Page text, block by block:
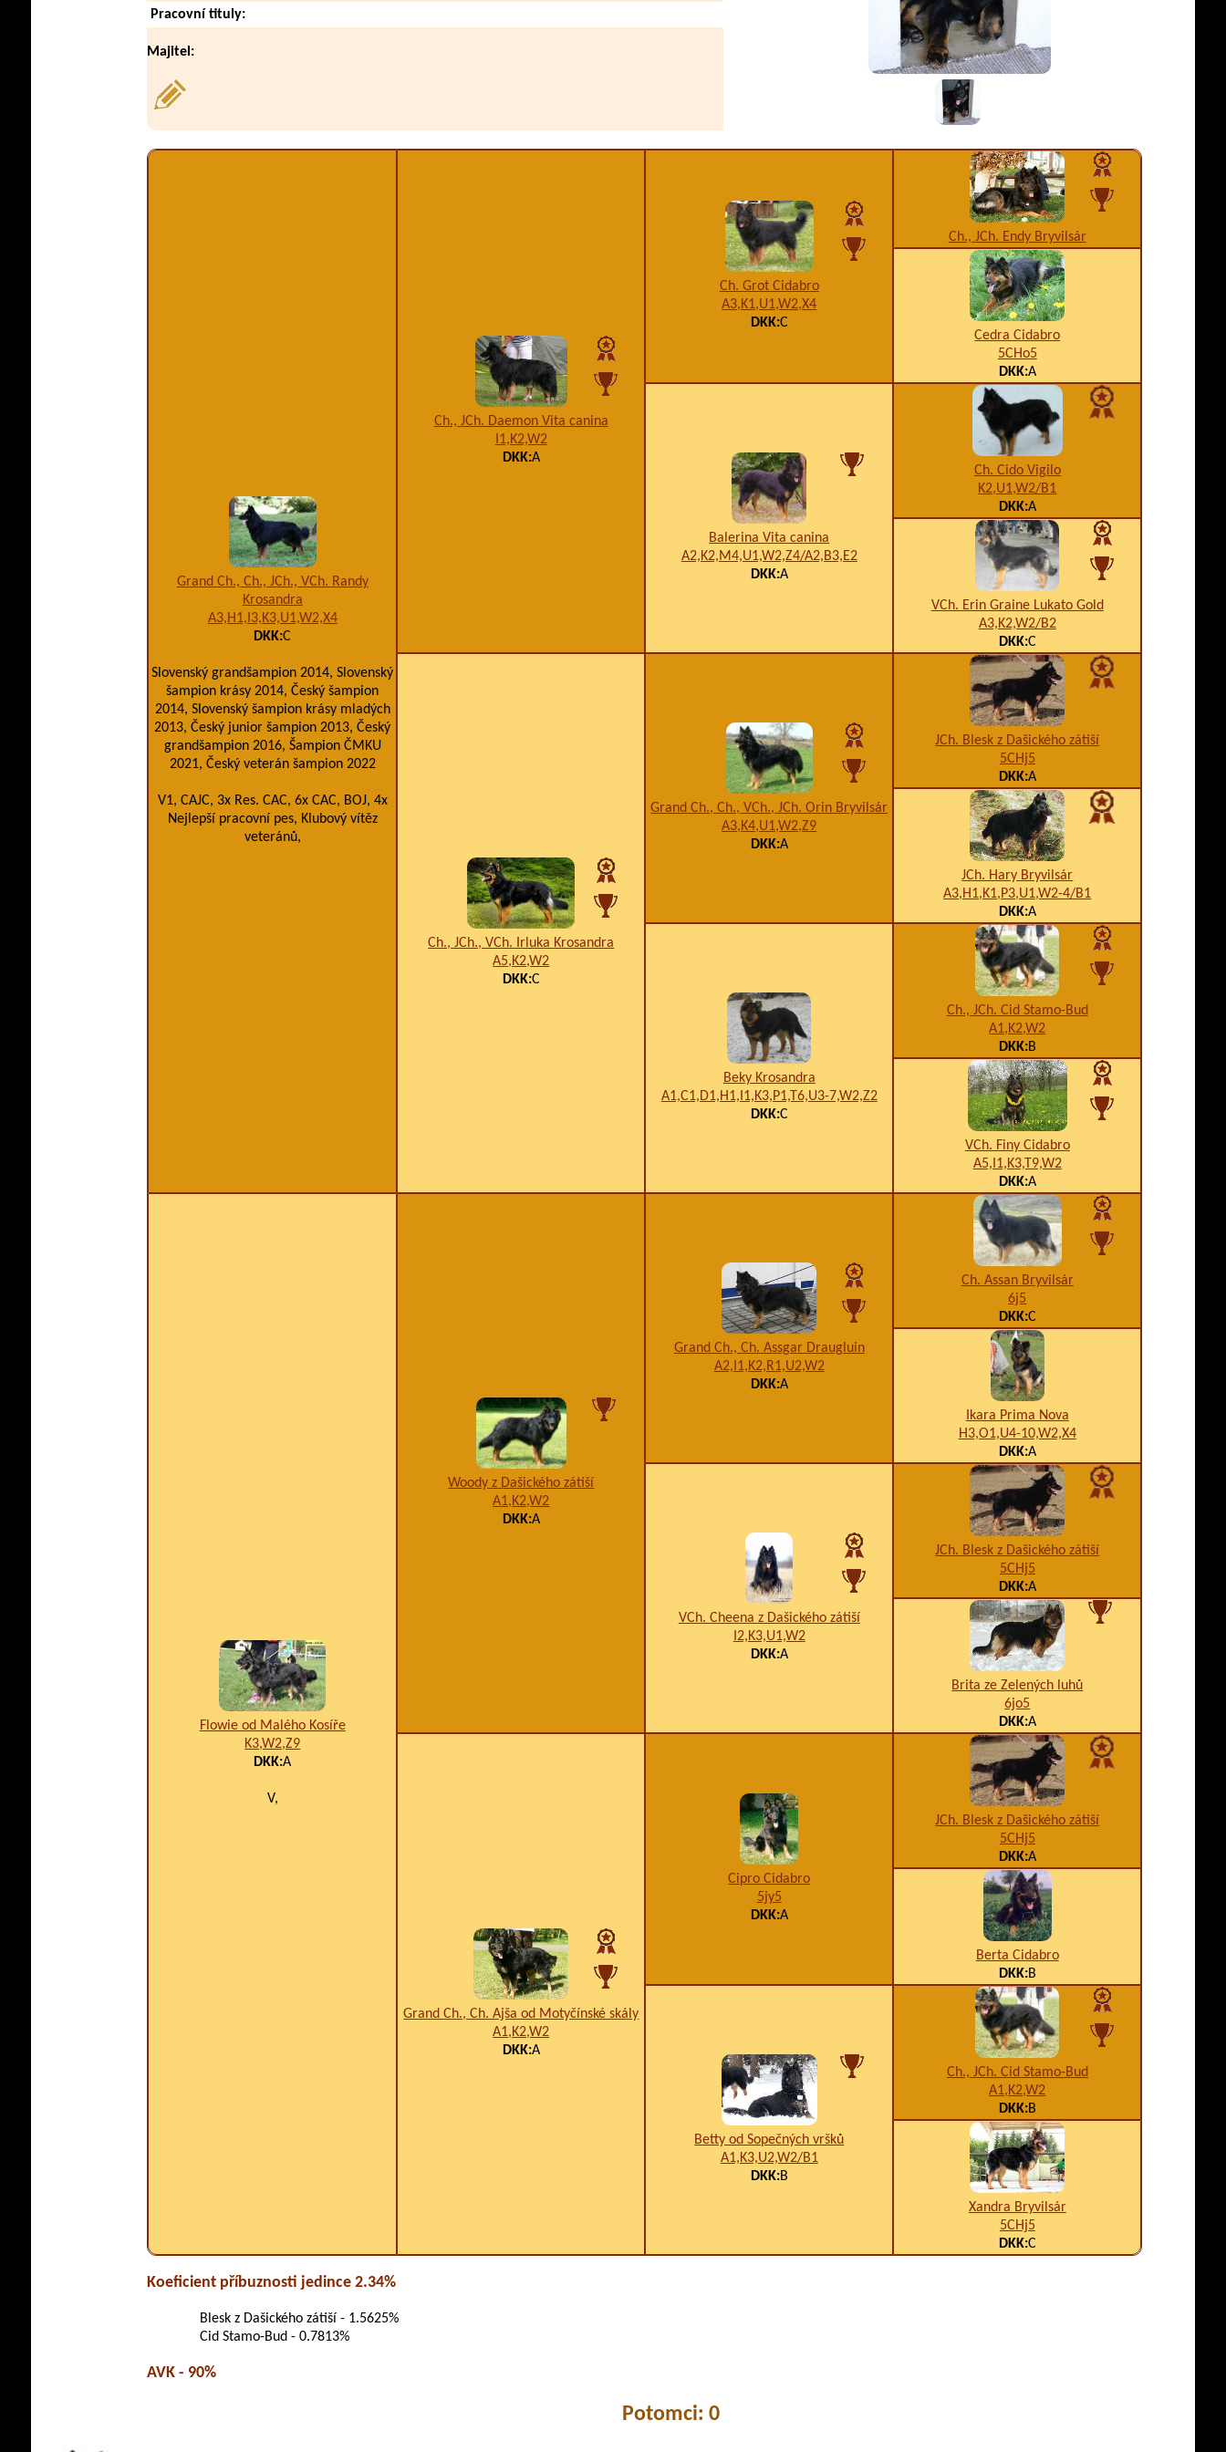
Pracovní tituly:
Majitel:
Grand Ch., Ch., JCh., VCh. Randy
Krosandra
A3,H1,I3,K3,U1,W2,X4
DKK:C
Slovenský grandšampion 2014, Slovenský
šampion krásy 2014, Český šampion
2014, Slovenský šampion krásy mladých
2013, Český junior šampion 2013, Český
grandšampion 2016, Šampion ČMKU
2021, Český veterán šampion 2022
V1, CAJC, 3x Res. CAC, 6x CAC, BOJ, 4x
Nejlepší pracovní pes, Klubový vítěz
veteránů,
Ch., JCh. Daemon Vita canina
I1,K2,W2
DKK:A
Ch. Grot Cidabro
A3,K1,U1,W2,X4
DKK:C
Ch., JCh. Endy Bryvilsár
Cedra Cidabro
5CHo5
DKK:A
Balerina Vita canina
A2,K2,M4,U1,W2,Z4/A2,B3,E2
DKK:A
Ch. Cido Vigilo
K2,U1,W2/B1
DKK:A
VCh. Erin Graine Lukato Gold
A3,K2,W2/B2
DKK:C
Ch., JCh., VCh. Irluka Krosandra
A5,K2,W2
DKK:C
Grand Ch., Ch., VCh., JCh. Orin Bryvilsár
A3,K4,U1,W2,Z9
DKK:A
JCh. Blesk z Dašického zátiší
5CHj5
DKK:A
JCh. Hary Bryvilsár
A3,H1,K1,P3,U1,W2-4/B1
DKK:A
Beky Krosandra
A1,C1,D1,H1,I1,K3,P1,T6,U3-7,W2,Z2
DKK:C
Ch., JCh. Cid Stamo-Bud
A1,K2,W2
DKK:B
VCh. Finy Cidabro
A5,I1,K3,T9,W2
DKK:A
Flowie od Malého Kosíře
K3,W2,Z9
DKK:A
V,
Woody z Dašického zátiší
A1,K2,W2
DKK:A
Grand Ch., Ch. Assgar Draugluin
A2,I1,K2,R1,U2,W2
DKK:A
Ch. Assan Bryvilsár
6j5
DKK:C
Ikara Prima Nova
H3,O1,U4-10,W2,X4
DKK:A
VCh. Cheena z Dašického zátiší
I2,K3,U1,W2
DKK:A
JCh. Blesk z Dašického zátiší
5CHj5
DKK:A
Brita ze Zelených luhů
6jo5
DKK:A
Grand Ch., Ch. Ajša od Motyčínské skály
A1,K2,W2
DKK:A
Cipro Cidabro
5jy5
DKK:A
JCh. Blesk z Dašického zátiší
5CHj5
DKK:A
Berta Cidabro
DKK:B
Betty od Sopečných vršků
A1,K3,U2,W2/B1
DKK:B
Ch., JCh. Cid Stamo-Bud
A1,K2,W2
DKK:B
Xandra Bryvilsár
5CHj5
DKK:C
Koeficient příbuznosti jedince 2.34%
Blesk z Dašického zátiší - 1.5625%
Cid Stamo-Bud - 0.7813%
AVK - 90%
Potomci: 0